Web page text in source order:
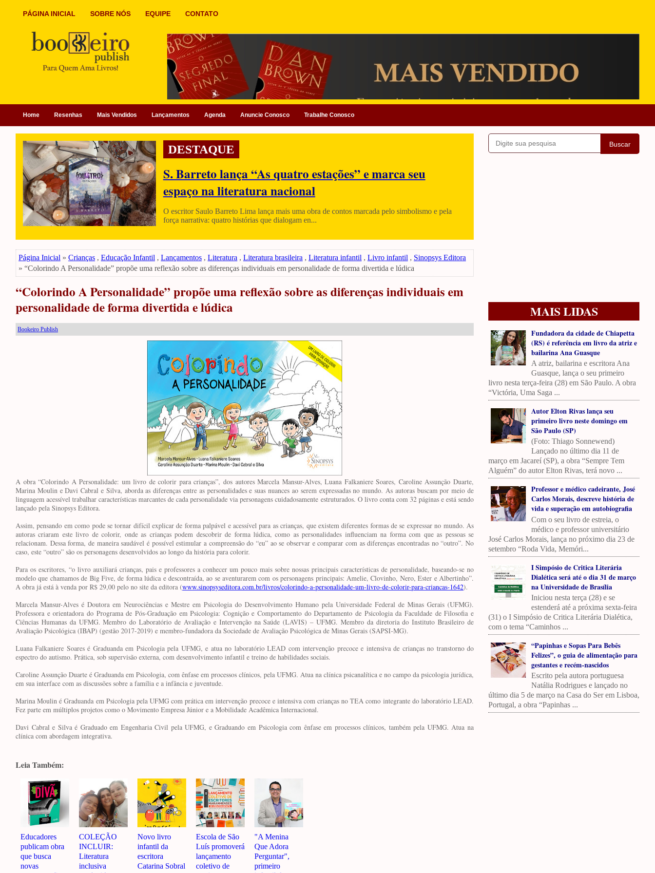
PÁGINA INICIAL SOBRE NÓS EQUIPE CONTATO
Home Resenhas Mais Vendidos Lançamentos Agenda Anuncie Conosco Trabalhe Conosco
DESTAQUE
S. Barreto lança “As quatro estações” e marca seu
espaço na literatura nacional
O escritor Saulo Barreto Lima lança mais uma obra de contos marcada pelo simbolismo e pela
força narrativa: quatro histórias que dialogam en...
Página Inicial » Crianças , Educação Infantil , Lançamentos , Literatura , Literatura brasileira , Literatura infantil , Livro infantil , Sinopsys Editora
» “Colorindo A Personalidade” propõe uma reflexão sobre as diferenças individuais em personalidade de forma divertida e lúdica
“Colorindo A Personalidade” propõe uma reflexão sobre as diferenças individuais em
personalidade de forma divertida e lúdica
Bookeiro Publish
A obra “Colorindo A Personalidade: um livro de colorir para crianças”, dos autores Marcela Mansur-Alves, Luana Falkaniere Soares, Caroline Assunção Duarte,
Marina Moulin e Davi Cabral e Silva, aborda as diferenças entre as personalidades e suas nuances ao serem expressadas no mundo. As autoras buscam por meio de
linguagem acessível trabalhar características marcantes de cada personalidade via personagens cuidadosamente estruturados. O livro conta com 32 páginas e está sendo
lançado pela Sinopsys Editora.
Assim, pensando em como pode se tornar difícil explicar de forma palpável e acessível para as crianças, que existem diferentes formas de se expressar no mundo. As
autoras criaram este livro de colorir, onde as crianças podem descobrir de forma lúdica, como as personalidades influenciam na forma com que as pessoas se
relacionam. Dessa forma, de maneira saudável é possível estimular a compreensão do “eu” ao se observar e comparar com as diferenças encontradas no “outro”. No
caso, este “outro” são os personagens desenvolvidos ao longo da história para colorir.
Para os escritores, “o livro auxiliará crianças, pais e professores a conhecer um pouco mais sobre nossas principais características de personalidade, baseando-se no
modelo que chamamos de Big Five, de forma lúdica e descontraída, ao se aventurarem com os personagens principais: Amelie, Clovinho, Nero, Ester e Albertinho”.
A obra já está à venda por R$ 29,00 pelo no site da editora (www.sinopsyseditora.com.br/livros/colorindo-a-personalidade-um-livro-de-colorir-para-criancas-1642).
Marcela Mansur-Alves é Doutora em Neurociências e Mestre em Psicologia do Desenvolvimento Humano pela Universidade Federal de Minas Gerais (UFMG).
Professora e orientadora do Programa de Pós-Graduação em Psicologia: Cognição e Comportamento do Departamento de Psicologia da Faculdade de Filosofia e
Ciências Humanas da UFMG. Membro do Laboratório de Avaliação e Intervenção na Saúde (LAVIS) – UFMG. Membro da diretoria do Instituto Brasileiro de
Avaliação Psicológica (IBAP) (gestão 2017-2019) e membro-fundadora da Sociedade de Avaliação Psicológica de Minas Gerais (SAPSI-MG).
Luana Falkaniere Soares é Graduanda em Psicologia pela UFMG, e atua no laboratório LEAD com intervenção precoce e intensiva de crianças no transtorno do
espectro do autismo. Prática, sob supervisão externa, com desenvolvimento infantil e treino de habilidades sociais.
Caroline Assunção Duarte é Graduanda em Psicologia, com ênfase em processos clínicos, pela UFMG. Atua na clínica psicanalítica e no campo da psicologia jurídica,
em sua interface com as discussões sobre a família e a infância e juventude.
Marina Moulin é Graduanda em Psicologia pela UFMG com prática em intervenção precoce e intensiva com crianças no TEA como integrante do laboratório LEAD.
Fez parte em múltiplos projetos como o Movimento Empresa Júnior e a Mobilidade Acadêmica Internacional.
Davi Cabral e Silva é Graduado em Engenharia Civil pela UFMG, e Graduando em Psicologia com ênfase em processos clínicos, também pela UFMG. Atua na
clínica com abordagem integrativa.
Leia Também:
Educadores
publicam obra
que busca
novas
COLEÇÃO
INCLUIR:
Literatura
inclusiva
Novo livro
infantil da
escritora
Catarina Sobral
Escola de São
Luís promoverá
lançamento
coletivo de
"A Menina
Que Adora
Perguntar",
primeiro
Buscar
MAIS LIDAS
Fundadora da cidade de Chiapetta
(RS) é referência em livro da atriz e
bailarina Ana Guasque
A atriz, bailarina e escritora Ana
Guasque, lança o seu primeiro
livro nesta terça-feira (28) em São Paulo. A obra
“Victória, Uma Saga ...
Autor Elton Rivas lança seu
primeiro livro neste domingo em
São Paulo (SP)
(Foto: Thiago Sonnewend)
Lançado no último dia 11 de
março em Jacareí (SP), a obra “Sempre Tem
Alguém” do autor Elton Rivas, terá novo ...
Professor e médico cadeirante, José
Carlos Morais, descreve história de
vida e superação em autobiografia
Com o seu livro de estreia, o
médico e professor universitário
José Carlos Morais, lança no próximo dia 23 de
setembro “Roda Vida, Memóri...
I Simpósio de Critica Literária
Dialética será até o dia 31 de março
na Universidade de Brasília
Iniciou nesta terça (28) e se
estenderá até a próxima sexta-feira
(31) o I Simpósio de Critica Literária Dialética,
com o tema “Caminhos ...
“Papinhas e Sopas Para Bebês
Felizes”, o guia de alimentação para
gestantes e recém-nascidos
Escrito pela autora portuguesa
Natália Rodrigues e lançado no
último dia 5 de março na Casa do Ser em Lisboa,
Portugal, a obra “Papinhas ...